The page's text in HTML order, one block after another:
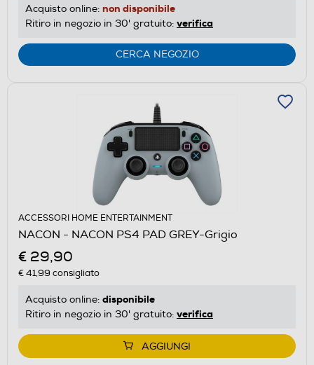
Acquisto online: non disponibile
Ritiro in negozio in 30' gratuito: verifica
CERCA NEGOZIO
ACCESSORI HOME ENTERTAINMENT
NACON - NACON PS4 PAD GREY-Grigio
€ 29,90
€ 41,99 consigliato
Acquisto online: disponibile
Ritiro in negozio in 30' gratuito: verifica
AGGIUNGI